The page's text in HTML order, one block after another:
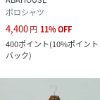
ポロシャツ
4,400円 11%OFF
400ポイント(10%ポイント
バック)